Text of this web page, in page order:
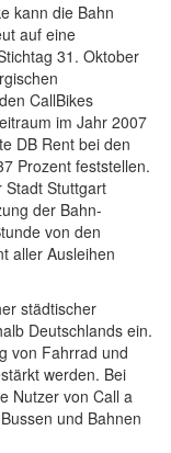
kann die Bahn
auf eine
31. Oktober
CallBikes
im Jahr 2007
DB Rent bei den
Prozent feststellen.
Stadt Stuttgart
der Bahn-
von den
aller Ausleihen
städtischer
Deutschlands ein.
von Fahrrad und
werden. Bei
Nutzer von Call a
und Bahnen